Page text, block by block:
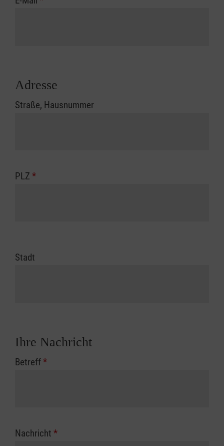
Adresse
Straße, Hausnummer
PLZ *
Stadt
Ihre Nachricht
Betreff*
Nachricht *